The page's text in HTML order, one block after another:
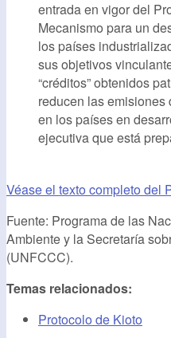
entrada en vigor del
Mecanismo para un
los países
sus objetivos
“créditos” obtenidos
reducen las emisiones
en los países en
ejecutiva que está
Véase el texto completo del
Fuente: Programa de las
Ambiente y la Secretaría
(UNFCCC).
Temas relacionados:
Protocolo de Kioto